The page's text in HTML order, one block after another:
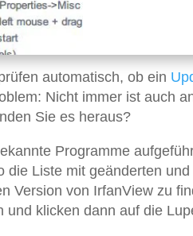
automatisch, ob ein
Nicht immer ist auch
Sie es heraus?
Programme
Liste mit geänderten
Version von IrfanView zu
und klicken dann auf die